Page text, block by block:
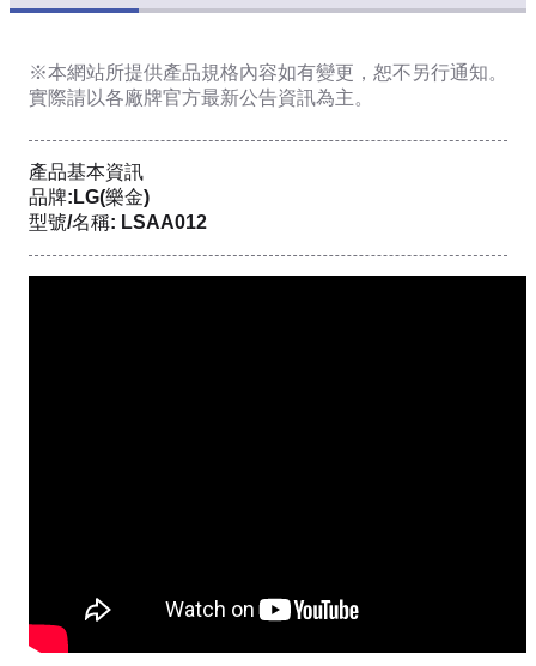
※本網站所提供產品規格內容如有變更，恕不另行通知。
實際請以各廠牌官方最新公告資訊為主。
產品基本資訊
品牌:LG(樂金)
型號/名稱: LSAA012